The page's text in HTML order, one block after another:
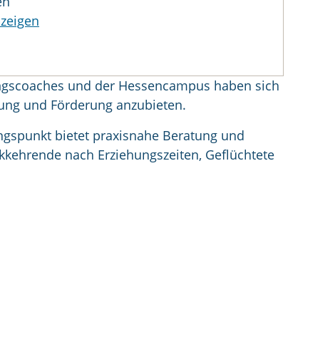
und der Hessencampus haben sich
und Förderung anzubieten.
bietet praxisnahe Beratung und
nach Erziehungszeiten, Geflüchtete